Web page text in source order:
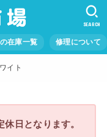
在庫一覧 修理について
SEARCH
イト
日となります。